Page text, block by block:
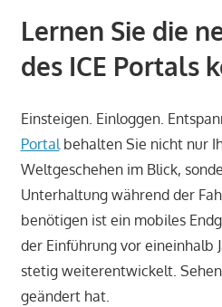
Lernen Sie die
des ICE Portals
Einsteigen. Einloggen.
Portalbehalten Sie nicht nur
Weltgeschehen im Blick,
Unterhaltung während der
benötigen ist ein mobiles
der Einführung vor eineinhalb
stetig weiterentwickelt.
geändert hat.